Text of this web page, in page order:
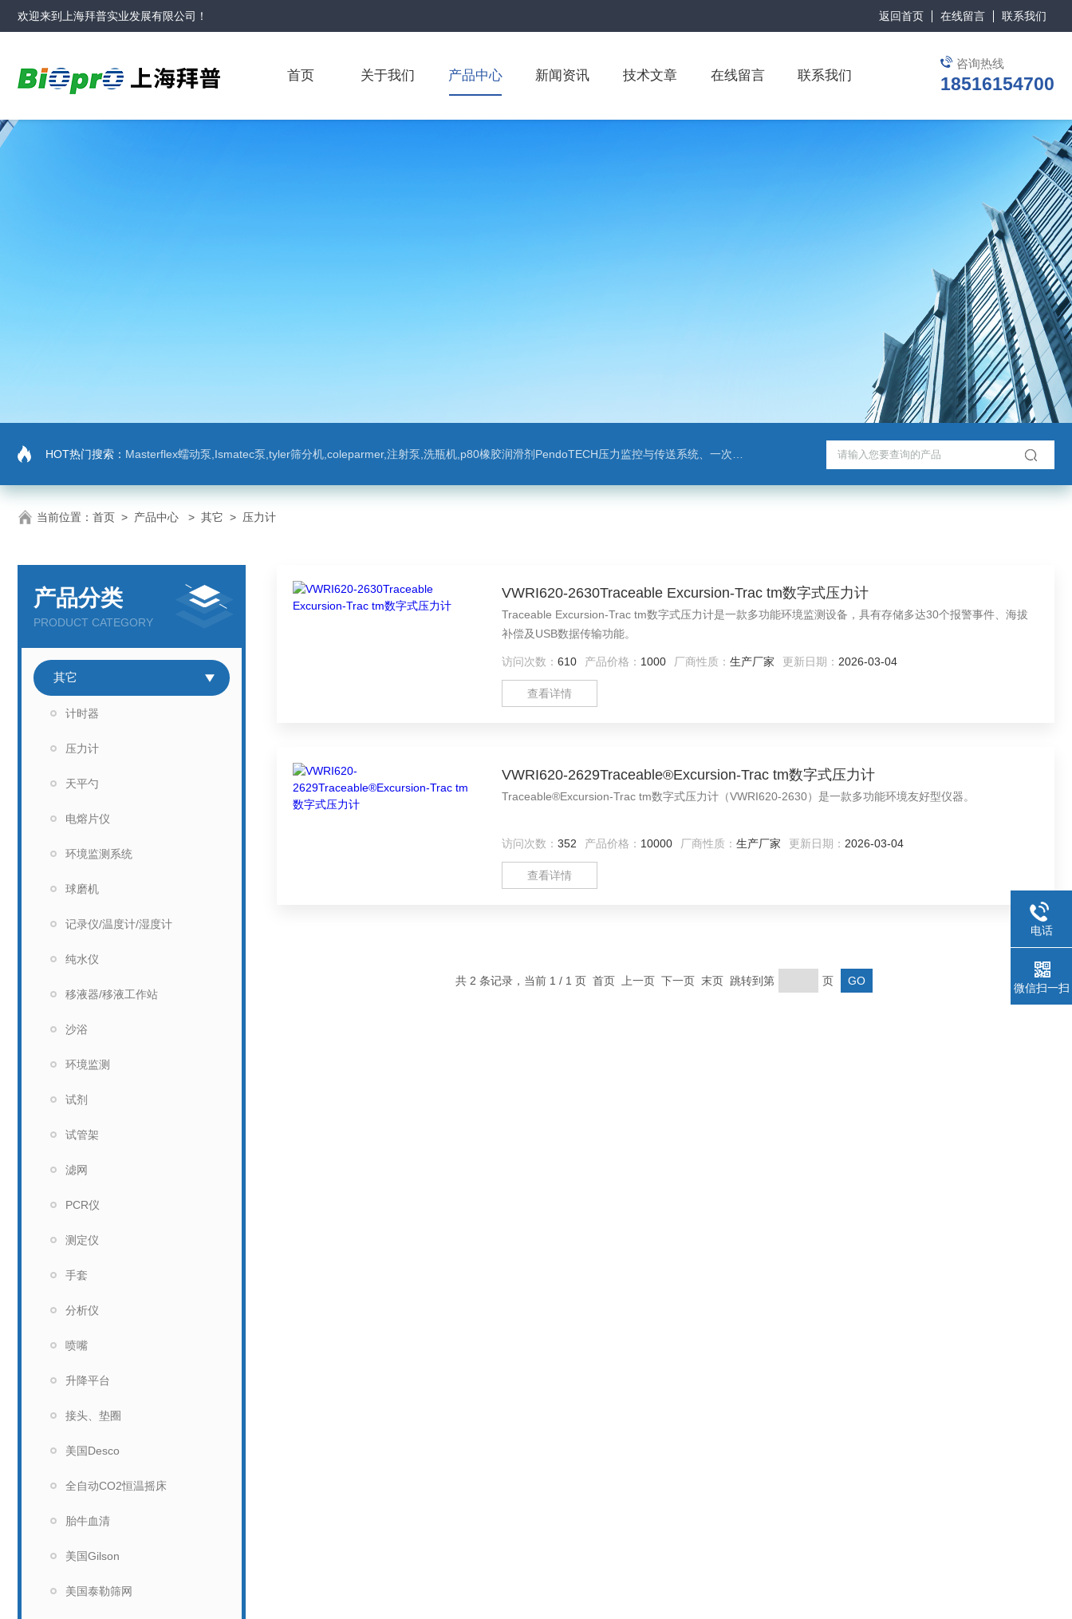
欢迎来到 上海拜普实业发展有限公司 ！ 返回首页 在线留言 联系我们
咨询热线
18516154700
首页 关于我们 产品中心 新闻资讯 技术文章 在线留言 联系我们
HOT热门搜索： Masterflex蠕动泵,Ismatec泵,tyler筛分机,coleparmer,注射泵,洗瓶机,p80橡胶润滑剂PendoTECH压力监控与传送系统、一次压力传感器 ，圣戈班管
当前位置： 首页 > 产品中心 > 其它 > 压力计
产品分类
PRODUCT CATEGORY
其它
计时器
压力计
天平勺
电熔片仪
环境监测系统
球磨机
记录仪/温度计/湿度计
纯水仪
移液器/移液工作站
沙浴
环境监测
试剂
试管架
滤网
PCR仪
测定仪
手套
分析仪
喷嘴
升降平台
接头、垫圈
美国Desco
全自动CO2恒温摇床
胎牛血清
美国Gilson
美国泰勒筛网
VWRI620-2630Traceable Excursion-Trac tm数字式压力计
Traceable Excursion-Trac tm数字式压力计是一款多功能环境监测设备，具有存储多达30个报警事件、海拔
补偿及USB数据传输功能。
访问次数： 610 产品价格： 1000 厂商性质： 生产厂家 更新日期： 2026-03-04
查看详情
VWRI620-2629Traceable®Excursion-Trac tm数字式压力计
Traceable®Excursion-Trac tm数字式压力计（VWRI620-2630）是一款多功能环境友好型仪器。
访问次数： 352 产品价格： 10000 厂商性质： 生产厂家 更新日期： 2026-03-04
查看详情
共 2 条记录，当前 1 / 1 页 首页 上一页 下一页 末页 跳转到第 页
电话
微信扫一扫